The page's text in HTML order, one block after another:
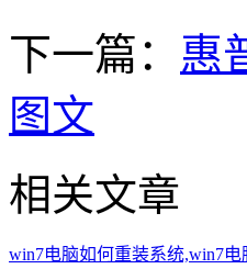
下一篇： 惠
图文
相关文章
win7电脑如何重装系统,win7